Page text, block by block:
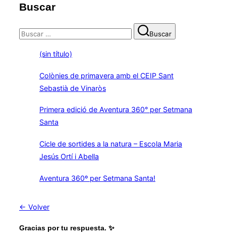
Buscar
Buscar:
Buscar
(sin título)
Colònies de primavera amb el CEIP Sant
Sebastià de Vinaròs
Primera edició de Aventura 360° per Setmana
Santa
Cicle de sortides a la natura – Escola Maria
Jesús Ortí i Abella
Aventura 360º per Setmana Santa!
← Volver
Gracias por tu respuesta. ✨